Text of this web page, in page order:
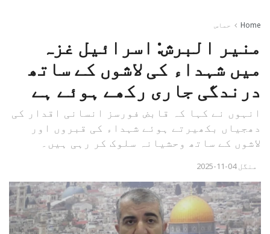
Home حماس
منیر البرش: اسرائیل غزہ
میں شہداء کی لاشوں کے ساتھ
درندگی جاری رکھے ہوئے ہے
انہوں نے کہا کہ قابض فورسز انسانی اقدار کی
دھجیاں بکھیرتے ہوئے شہداء کی قبروں اور
لاشوں کے ساتھ وحشیانہ سلوک کر رہی ہیں۔
منگل 04-11-2025